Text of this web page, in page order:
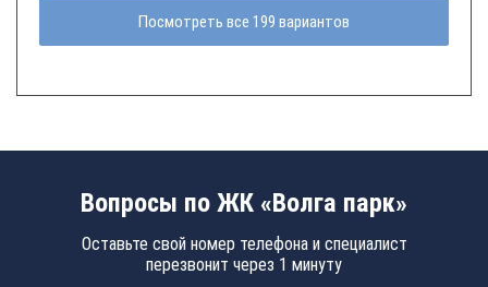
Посмотреть все 199 вариантов
Вопросы по ЖК «Волга парк»
Оставьте свой номер телефона и специалист
перезвонит через 1 минуту